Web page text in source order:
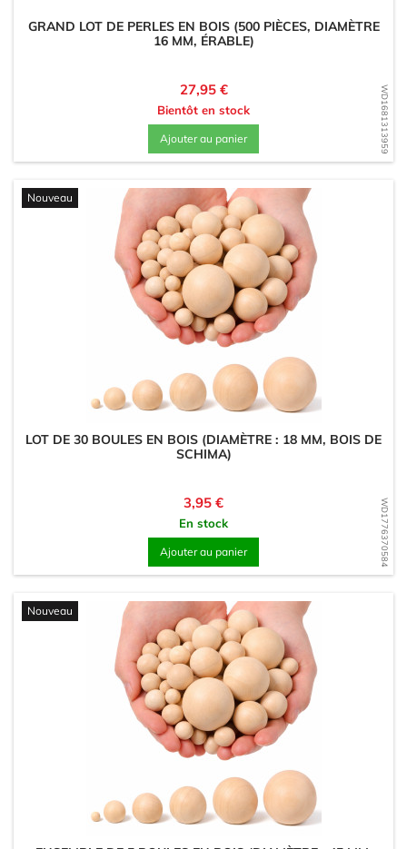
WD1681313959
GRAND LOT DE PERLES EN BOIS (500 PIÈCES, DIAMÈTRE
16 MM, ÉRABLE)
Prix
27,95 €
Bientôt en stock
Ajouter au panier
WD1776370584
Nouveau
LOT DE 30 BOULES EN BOIS (DIAMÈTRE : 18 MM, BOIS DE
SCHIMA)
Prix
3,95 €
En stock
Ajouter au panier
Nouveau